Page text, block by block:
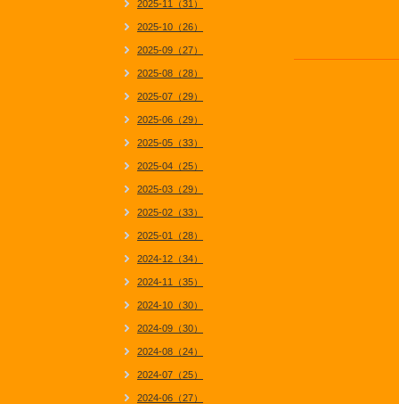
2025-11（31）
2025-10（26）
2025-09（27）
2025-08（28）
2025-07（29）
2025-06（29）
2025-05（33）
2025-04（25）
2025-03（29）
2025-02（33）
2025-01（28）
2024-12（34）
2024-11（35）
2024-10（30）
2024-09（30）
2024-08（24）
2024-07（25）
2024-06（27）